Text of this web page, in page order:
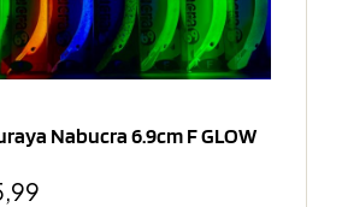
Nabucra 6.9cm F GLOW